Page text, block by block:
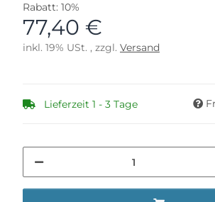
Rabatt: 10%
77,40 €
inkl. 19% USt. , zzgl. Versand
Lieferzeit 1 - 3 Tage